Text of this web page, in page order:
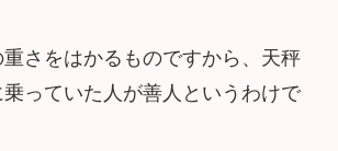
さをはかるものですから、天秤
っていた人が善人というわけで